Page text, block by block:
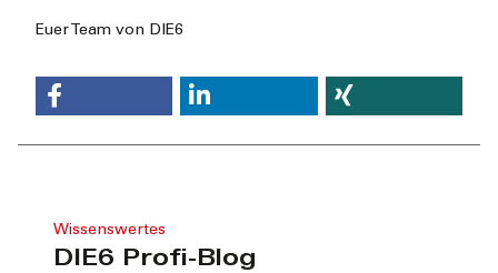
Euer Team von DIE6
Wissenswertes
DIE6 Profi-Blog